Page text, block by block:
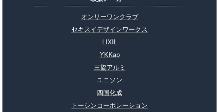
オンリーワンクラブ
セキスイデザインワークス
LIXIL
YKKap
三協アルミ
ユニソン
四国化成
トーシンコーポレーション